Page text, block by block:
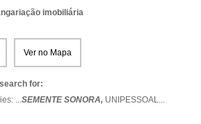
imobiliária
Ver no Mapa
for:
...SEMENTE SONORA, UNIPESSOAL...